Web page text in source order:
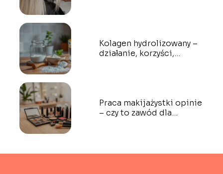
Kolagen hydrolizowany –
działanie, korzyści,
Praca makijażystki opinie
– czy to zawód dla